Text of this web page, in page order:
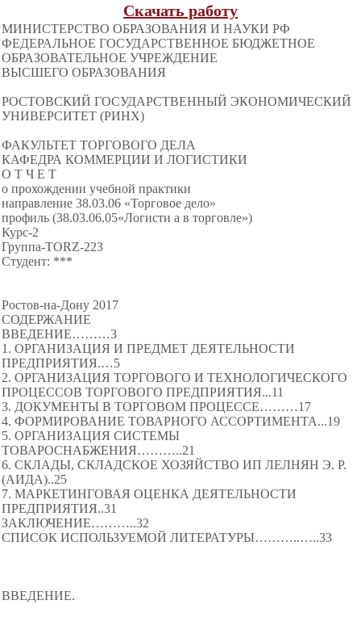
Скачать работу
МИНИСТЕРСТВО ОБРАЗОВАНИЯ И НАУКИ РФ
ФЕДЕРАЛЬНОЕ ГОСУДАРСТВЕННОЕ БЮДЖЕТНОЕ
ОБРАЗОВАТЕЛЬНОЕ УЧРЕЖДЕНИЕ
ВЫСШЕГО ОБРАЗОВАНИЯ
РОСТОВСКИЙ ГОСУДАРСТВЕННЫЙ ЭКОНОМИЧЕСКИЙ
УНИВЕРСИТЕТ (РИНХ)
ФАКУЛЬТЕТ ТОРГОВОГО ДЕЛА
КАФЕДРА КОММЕРЦИИ И ЛОГИСТИКИ
О Т Ч Е Т
о прохождении учебной практики
направление 38.03.06 «Торговое дело»
профиль (38.03.06.05«Логисти а в торговле»)
Курс-2
Группа-TORZ-223
Студент: ***
Ростов-на-Дону 2017
СОДЕРЖАНИЕ
ВВЕДЕНИЕ………3
1. ОРГАНИЗАЦИЯ И ПРЕДМЕТ ДЕЯТЕЛЬНОСТИ
ПРЕДПРИЯТИЯ.…5
2. ОРГАНИЗАЦИЯ ТОРГОВОГО И ТЕХНОЛОГИЧЕСКОГО
ПРОЦЕССОВ ТОРГОВОГО ПРЕДПРИЯТИЯ...11
3. ДОКУМЕНТЫ В ТОРГОВОМ ПРОЦЕССЕ………17
4. ФОРМИРОВАНИЕ ТОВАРНОГО АССОРТИМЕНТА...19
5. ОРГАНИЗАЦИЯ СИСТЕМЫ
ТОВАРОСНАБЖЕНИЯ………..21
6. СКЛАДЫ, СКЛАДСКОЕ ХОЗЯЙСТВО ИП ЛЕЛНЯН Э. Р.
(АИДА)..25
7. МАРКЕТИНГОВАЯ ОЦЕНКА ДЕЯТЕЛЬНОСТИ
ПРЕДПРИЯТИЯ..31
ЗАКЛЮЧЕНИЕ………..32
СПИСОК ИСПОЛЬЗУЕМОЙ ЛИТЕРАТУРЫ………..…..33
ВВЕДЕНИЕ.